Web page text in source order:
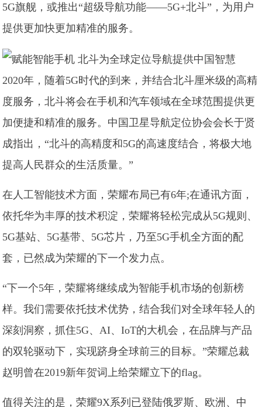
5G旗舰，或推出“超级导航功能——5G+北斗”，为用户
提供更加快更加精准的服务。
2020年，随着5G时代的到来，并结合北斗厘米级的高精
度服务，北斗将会在手机和汽车领域在全球范围提供更
加便捷和精准的服务。中国卫星导航定位协会会长于贤
成指出，“北斗的高精度和5G的高速度结合，将极大地
提高人民群众的生活质量。”
在人工智能技术方面，荣耀布局已有6年;在通讯方面，
依托华为丰厚的技术积淀，荣耀将轻松完成从5G规则、
5G基站、5G基带、5G芯片，乃至5G手机全方面的配
套，已然成为荣耀的下一个发力点。
“下一个5年，荣耀将继续成为智能手机市场的创新榜
样。我们需要依托技术优势，结合我们对全球年轻人的
深刻洞察，抓住5G、AI、IoT的大机会，在品牌与产品
的双轮驱动下，实现跻身全球前三的目标。”荣耀总裁
赵明曾在2019新年贺词上给荣耀立下的flag。
值得关注的是，荣耀9X系列已登陆俄罗斯、欧洲、中